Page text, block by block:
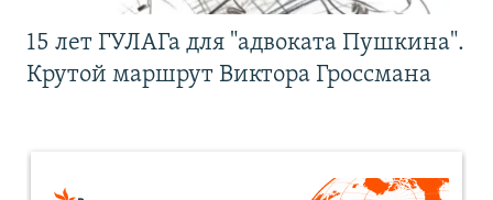
15 лет ГУЛАГа для "адвоката Пушкина".
Крутой маршрут Виктора Гроссмана